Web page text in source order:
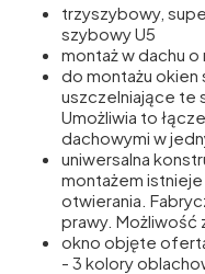
trzyszybowy,
szybowy U5
montaż w dachu o
do montażu okien
uszczelniające te
Umożliwia to
dachowymi w
uniwersalna
montażem
otwierania.
prawy. Możliwość
okno objęte
- 3 kolory